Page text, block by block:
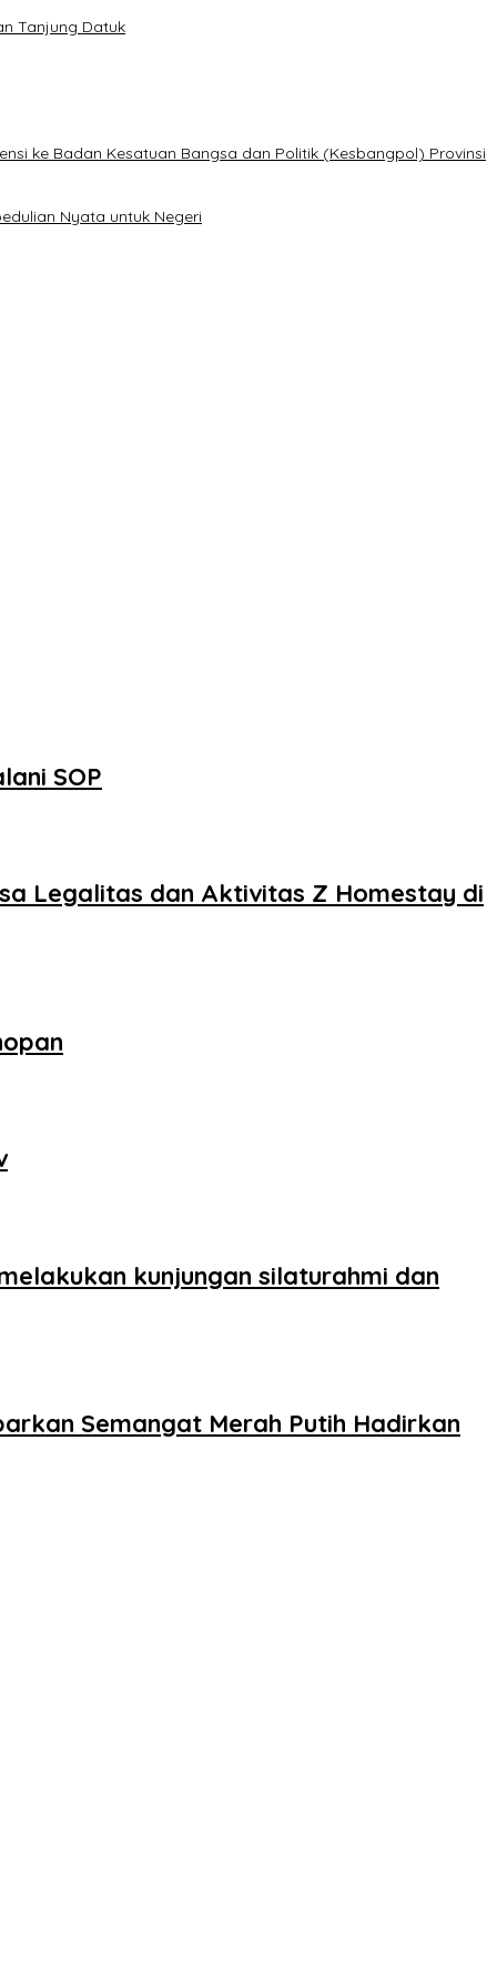
Tanjung Datuk
ke Badan Kesatuan Bangsa dan Politik (Kesbangpol) Provinsi
Nyata untuk Negeri
SOP
Legalitas dan Aktivitas Z Homestay di
kunjungan silaturahmi dan
Semangat Merah Putih Hadirkan